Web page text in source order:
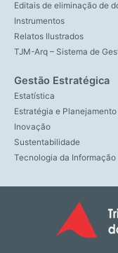
Editais de eliminação de
Instrumentos
Relatos Ilustrados
TJM-Arq – Sistema de
Gestão Estratégica
Estatística
Estratégia e Planejamento
Inovação
Sustentabilidade
Tecnologia da